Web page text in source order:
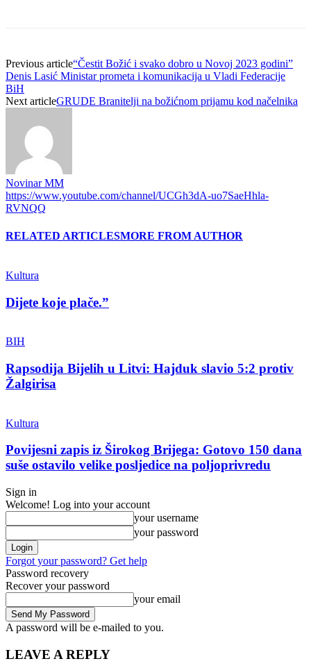
Previous article“Čestit Božić i svako dobro u Novoj 2023 godini”
Denis Lasić Ministar prometa i komunikacija u Vladi Federacije
BiH
Next articleGRUDE Branitelji na božićnom prijamu kod načelnika
Novinar MM
https://www.youtube.com/channel/UCGh3dA-uo7SaeHhla-
RVNQQ
RELATED ARTICLESMORE FROM AUTHOR
Kultura
Dijete koje plače.”
BIH
Rapsodija Bijelih u Litvi: Hajduk slavio 5:2 protiv
Žalgirisa
Kultura
Povijesni zapis iz Širokog Brijega: Gotovo 150 dana
suše ostavilo velike posljedice na poljoprivredu
Sign in
Welcome! Log into your account
your username
your password
Forgot your password? Get help
Password recovery
Recover your password
your email
A password will be e-mailed to you.
LEAVE A REPLY